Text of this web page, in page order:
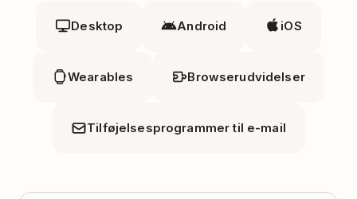
Desktop Android iOS
Wearables Browserudvidelser
Tilføjelsesprogrammer til e-mail